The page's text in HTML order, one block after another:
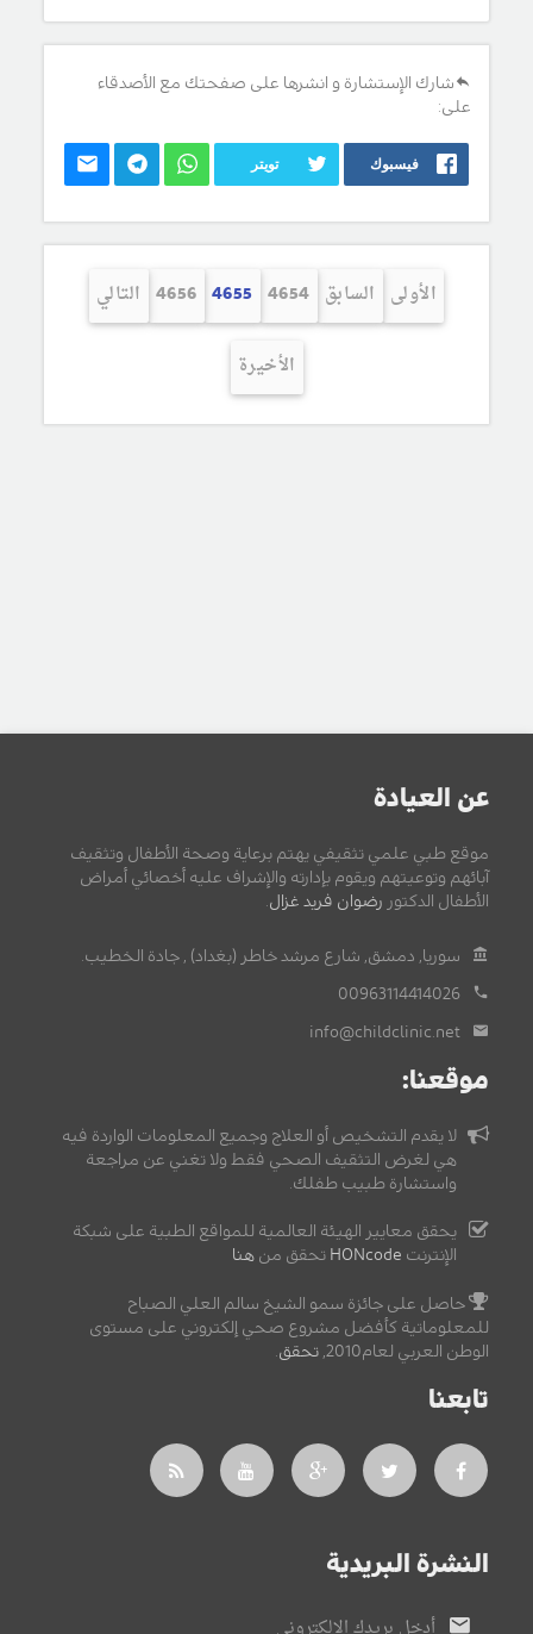
شارك الإستشارة و انشرها على صفحتك مع الأصدقاء
على:
فيسبوك تويتر
الأولى السابق 4654
4655
4656 التالي
الأخيرة
عن العيادة
موقع طبي علمي تثقيفي يهتم برعاية وصحة الأطفال وتثقيف
آبائهم وتوعيتهم ويقوم بإدارته والإشراف عليه أخصائي أمراض
الأطفال الدكتور رضوان فريد غزال.
سوريا, دمشق, شارع مرشد خاطر (بغداد) , جادة الخطيب.
00963114414026
info@childclinic.net
موقعنا:
لا يقدم التشخيص أو العلاج وجميع المعلومات الواردة فيه
هي لغرض التثقيف الصحي فقط ولا تغني عن مراجعة
واستشارة طبيب طفلك.
يحقق معايير الهيئة العالمية للمواقع الطبية على شبكة
الإنترنت HONcode تحقق من هنا
حاصل على جائزة سمو الشيخ سالم العلي الصباح
للمعلوماتية كأفضل مشروع صحي إلكتروني على مستوى
الوطن العربي لعام2010,
تحقق.
تابعنا
النشرة البريدية